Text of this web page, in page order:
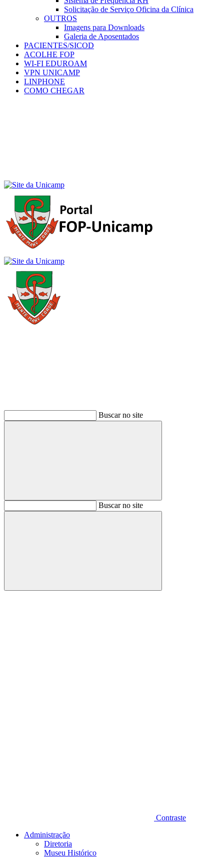
Solicitação de Serviço Oficina da Clínica
OUTROS
Imagens para Downloads
Galeria de Aposentados
PACIENTES/SICOD
ACOLHE FOP
WI-FI EDUROAM
VPN UNICAMP
LINPHONE
COMO CHEGAR
Buscar no site
BuscarBuscar no site
Buscar
Contraste
Administração
Diretoria
Museu Histórico